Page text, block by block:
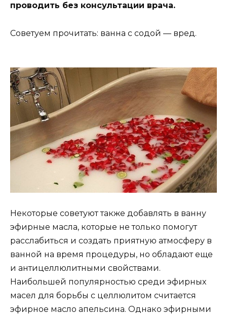
проводить без консультации врача.
Советуем прочитать: ванна с содой — вред.
Некоторые советуют также добавлять в ванну
эфирные масла, которые не только помогут
расслабиться и создать приятную атмосферу в
ванной на время процедуры, но обладают еще
и антицеллюлитными свойствами.
Наибольшей популярностью среди эфирных
масел для борьбы с целлюлитом считается
эфирное масло апельсина. Однако эфирными